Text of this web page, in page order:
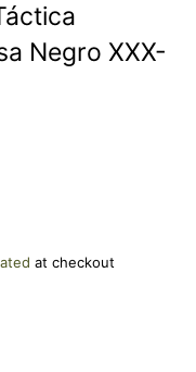
Negro XXX-
at checkout